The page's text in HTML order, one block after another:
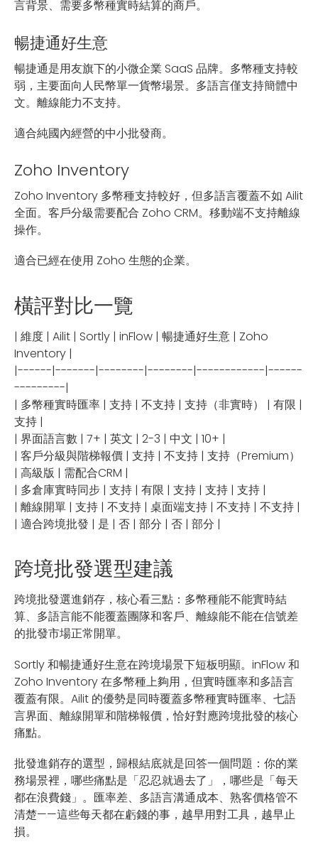
言背景、需要多幣種實時結算的商戶。
暢捷通好生意
暢捷通是用友旗下的小微企業 SaaS 品牌。多幣種支持較
弱，主要面向人民幣單一貨幣場景。多語言僅支持簡體中
文。離線能力不支持。
適合純國內經營的中小批發商。
Zoho Inventory
Zoho Inventory 多幣種支持較好，但多語言覆蓋不如 Ailit
全面。客戶分級需要配合 Zoho CRM。移動端不支持離線
操作。
適合已經在使用 Zoho 生態的企業。
橫評對比一覽
| 維度 | Ailit | Sortly | inFlow | 暢捷通好生意 | Zoho
Inventory |
|------|-------|--------|--------|------------|------
---------|
| 多幣種實時匯率 | 支持 | 不支持 | 支持（非實時） | 有限 |
支持 |
| 界面語言數 | 7+ | 英文 | 2-3 | 中文 | 10+ |
| 客戶分級與階梯報價 | 支持 | 不支持 | 支持（Premium）
| 高級版 | 需配合CRM |
| 多倉庫實時同步 | 支持 | 有限 | 支持 | 支持 | 支持 |
| 離線開單 | 支持 | 不支持 | 桌面端支持 | 不支持 | 不支持 |
| 適合跨境批發 | 是 | 否 | 部分 | 否 | 部分 |
跨境批發選型建議
跨境批發選進銷存，核心看三點：多幣種能不能實時結
算、多語言能不能覆蓋團隊和客戶、離線能不能在信號差
的批發市場正常開單。
Sortly 和暢捷通好生意在跨境場景下短板明顯。inFlow 和
Zoho Inventory 在多幣種上夠用，但實時匯率和多語言
覆蓋有限。Ailit 的優勢是同時覆蓋多幣種實時匯率、七語
言界面、離線開單和階梯報價，恰好對應跨境批發的核心
痛點。
批發進銷存的選型，歸根結底就是回答一個問題：你的業
務場景裡，哪些痛點是「忍忍就過去了」，哪些是「每天
都在浪費錢」。匯率差、多語言溝通成本、熟客價格管不
清楚——這些每天都在虧錢的事，越早用對工具，越早止
損。